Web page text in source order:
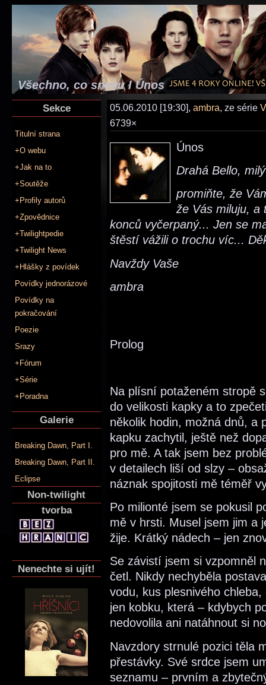
Všechno, co snesu I Únos
Sekce
Titulní strana
+O webu
+Jak na to
+Soutěže
+Profily autorů
+Zpovědnice
+Twilightpedie
+Twilight News
+Hlášky z povídek
Povídky jednorázové
Povídky na
pokračování
Poezie
Srazy
+Fórum
+Série
+Poradna
Galerie
Breaking Dawn, Part I.
Breaking Dawn, Part II.
Eclipse
Non-twilight
tvorba
Nenechte si ujít!
05.06.2010 [19:30], ambra, ze série
6739×
Únos
Drahá Bello,
promiňte, že
že Vás miluju, a
konců vyčerpaný... Jen se
štěstí vážili o trochu víc...
Navždy Vaše
ambra
Prolog
Na plísní potaženém stropě
do velikosti kapky a to
několik hodin, možná dnů, a
kapku zachytil, ještě než
pro mě. A tak jsem bez
v detailech liší od slzy –
náznak spojitosti mě téměř
Po milionté jsem se pokusil
mě v hrsti. Musel jsem jim a
žije. Krátký nádech – jen
Se závistí jsem si vzpomněl
četl. Nikdy nechyběla
vodu, kus plesnivého
jen kobku, která – kdybych
nedovolila ani natáhnout si
Navzdory strnulé pozici těla
přestávky. Své srdce jsem
seznamu – prvním a